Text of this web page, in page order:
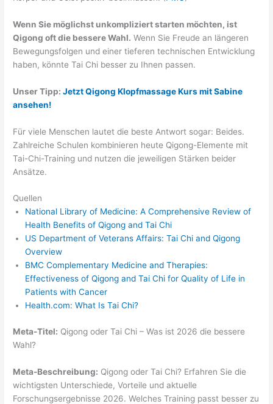
Wenn Sie möglichst unkompliziert starten möchten, ist
Qigong oft die bessere Wahl. Wenn Sie Freude an längeren
Bewegungsfolgen und einer tieferen technischen Entwicklung
haben, könnte Tai Chi besser zu Ihnen passen.
Unser Tipp:Jetzt Qigong Klopfmassage Kurs mit Sabine
ansehen!
Für viele Menschen lautet die beste Antwort sogar: Beides.
Zahlreiche Schulen kombinieren heute Qigong-Elemente mit
Tai-Chi-Training und nutzen die jeweiligen Stärken beider
Ansätze.
Quellen
National Library of Medicine: A Comprehensive Review of
Health Benefits of Qigong and Tai Chi
US Department of Veterans Affairs: Tai Chi and Qigong
Overview
BMC Complementary Medicine and Therapies:
Effectiveness of Qigong and Tai Chi for Quality of Life in
Patients with Cancer
Health.com: What Is Tai Chi?
Meta-Titel: Qigong oder Tai Chi – Was ist 2026 die bessere
Wahl?
Meta-Beschreibung: Qigong oder Tai Chi? Erfahren Sie die
wichtigsten Unterschiede, Vorteile und aktuelle
Forschungsergebnisse 2026. Welches Training passt besser zu